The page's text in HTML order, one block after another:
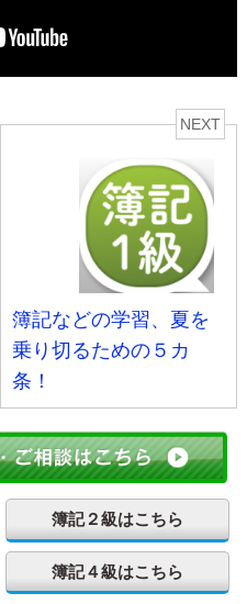
NEXT
簿記などの学習、夏を
乗り切るための５カ
条！
簿記２級はこちら
簿記４級はこちら